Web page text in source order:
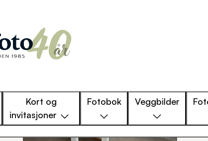
Kort og
invitasjoner
Fotobok Veggbilder